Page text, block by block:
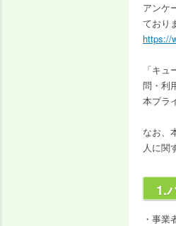
アンケ
ており
https://
「キ
問・利
本プラ
なお、
人に関
1.
事業